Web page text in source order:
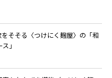
そそる〈つけにく麹屋〉の「和
」